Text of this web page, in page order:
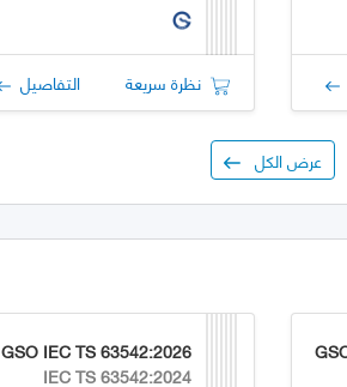
نظرة سريعة التفاصيل
عرض الكل
GSO IEC TS 63542:2026
IEC TS 63542:2024